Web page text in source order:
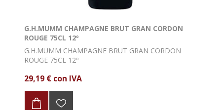
G.H.MUMM CHAMPAGNE BRUT GRAN CORDON
ROUGE 75CL 12º
G.H.MUMM CHAMPAGNE BRUT GRAN CORDON
ROUGE 75CL 12º
29,19 € con IVA